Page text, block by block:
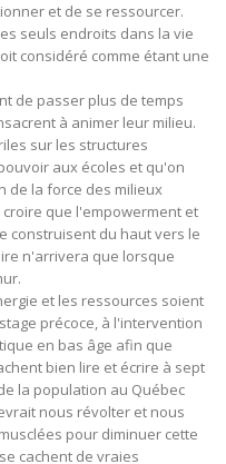
et de se ressourcer.
seuls endroits dans la vie
considéré comme étant une
de passer plus de temps
à animer leur milieu.
sur les structures
aux écoles et qu'on
de la force des milieux
que l'empowerment et
construisent du haut vers le
n'arrivera que lorsque
et les ressources soient
précoce, à l'intervention
en bas âge afin que
bien lire et écrire à sept
la population au Québec
nous révolter et nous
pour diminuer cette
cachent de vraies